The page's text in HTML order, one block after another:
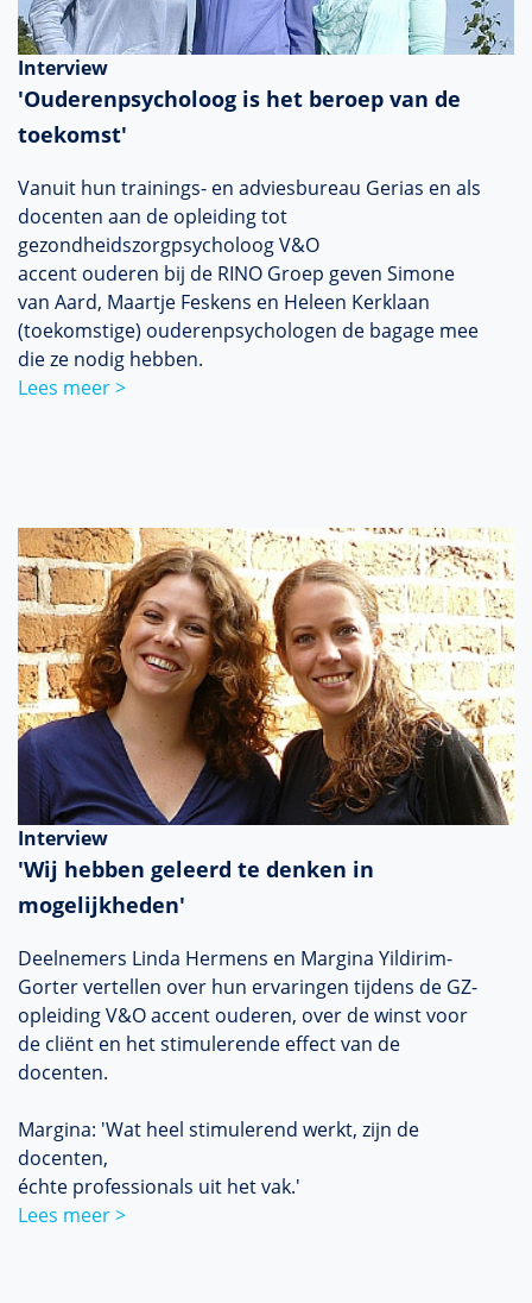
Interview
'Ouderenpsycholoog is het beroep van de
toekomst'
Vanuit hun trainings- en adviesbureau Gerias en als
docenten aan de opleiding tot
gezondheidszorgpsycholoog V&O
accent ouderen bij de RINO Groep geven Simone
van Aard, Maartje Feskens en Heleen Kerklaan
(toekomstige) ouderenpsychologen de bagage mee
die ze nodig hebben.
Lees meer >
Interview
'Wij hebben geleerd te denken in
mogelijkheden'
Deelnemers Linda Hermens en Margina Yildirim-
Gorter vertellen over hun ervaringen tijdens de GZ-
opleiding V&O accent ouderen, over de winst voor
de cliënt en het stimulerende effect van de
docenten.
Margina: 'Wat heel stimulerend werkt, zijn de
docenten,
échte professionals uit het vak.'
Lees meer >